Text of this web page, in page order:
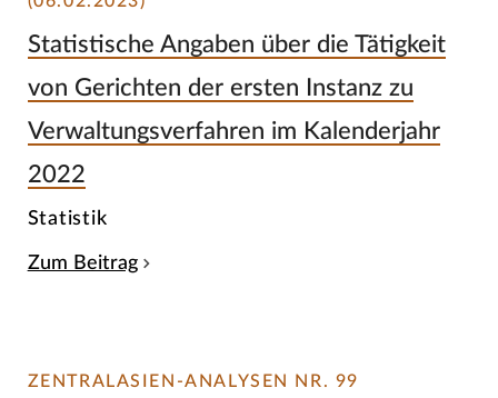
Statistische Angaben über die Tätigkeit
von Gerichten der ersten Instanz zu
Verwaltungsverfahren im Kalenderjahr
2022
Statistik
Zum Beitrag
ZENTRALASIEN-ANALYSEN NR. 99